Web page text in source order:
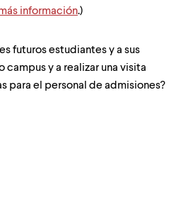
información.)
futuros estudiantes ​​​​​y a sus
campus y a realizar una visita
para el personal de admisiones?